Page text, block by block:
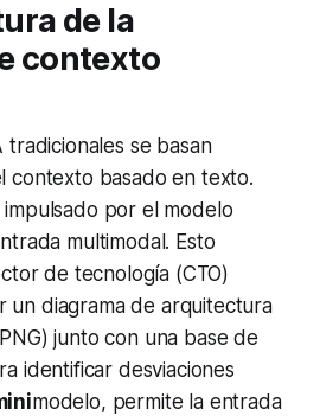
de la
contexto
tradicionales se basan
contexto basado en texto.
impulsado por el modelo
multimodal. Esto
de tecnología (CTO)
un diagrama de arquitectura
junto con una base de
identificar desviaciones
modelo, permite la entrada